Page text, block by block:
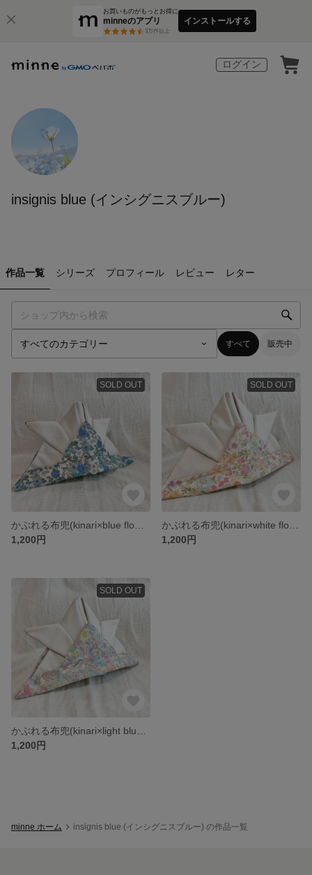
お買いものがもっとお得に
minneのアプリ
3万件以上
インストールする
ログイン
insignis blue (インシグニスブルー)
作品一覧 シリーズ プロフィール レビュー レター
すべて 販売中
SOLD OUT
1,200円
SOLD OUT
1,200円
SOLD OUT
1,200円
minne ホーム insignis blue (インシグニスブルー) の作品一覧